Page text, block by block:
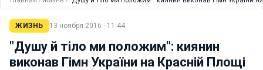
ЖИЗНЬ 13 ноября 2016 · 11:44
"Душу й тіло ми положим": киянин
виконав Гімн України на Красній Площі